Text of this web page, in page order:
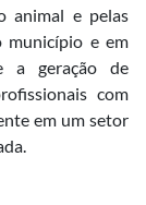
animal e pelas
município e em
a geração de
com
em um setor